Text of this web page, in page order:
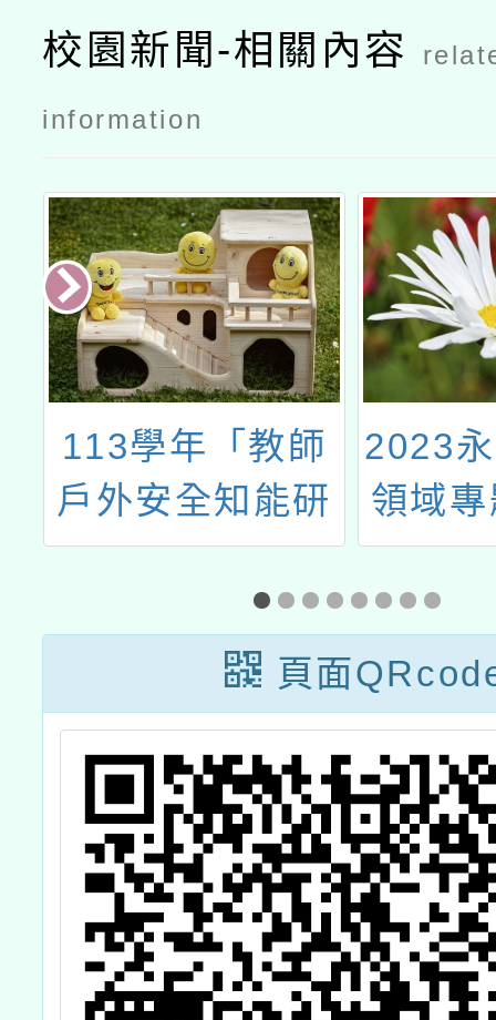
校園新聞-相關內容
information
113學年「教師
戶外安全知能研
習」EMT-1初級
救護技術員證照
訓練課程
2023
領域
流分
頁面